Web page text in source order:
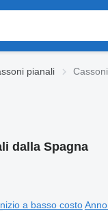
pianali
dalla Spagna
a basso costo